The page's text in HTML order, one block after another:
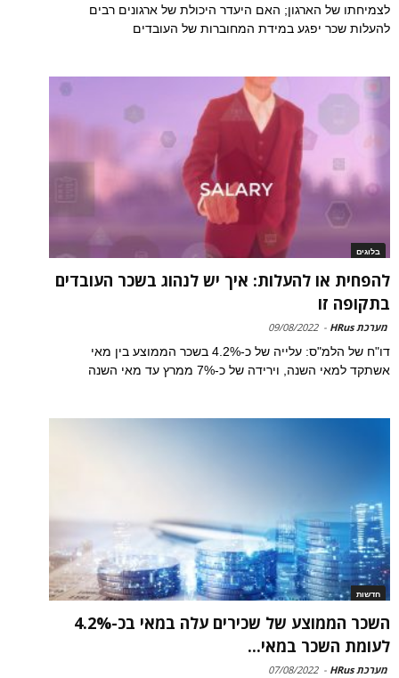
לצמיחתו של הארגון; האם היעדר היכולת של ארגונים רבים
להעלות שכר יפגע במידת המחוברות של העובדים
בלוגים
להפחית או להעלות: איך יש לנהוג בשכר העובדים
בתקופה זו
מערכת HRus -
09/08/2022
דו"ח של הלמ"ס: עלייה של כ-4.2% בשכר הממוצע בין מאי
אשתקד למאי השנה, וירידה של כ-7% ממרץ עד מאי השנה
חדשות
השכר הממוצע של שכירים עלה במאי בכ-4.2%
לעומת השכר במאי...
מערכת HRus -
07/08/2022